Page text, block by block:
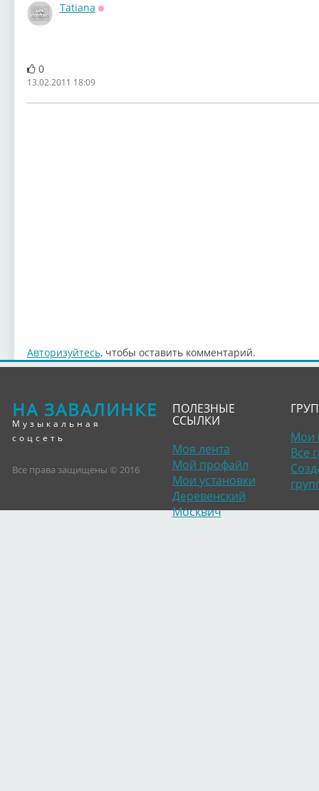
Tatiana
0
13.02.2011 18:09
Авторизуйтесь, чтобы оставить комментарий.
НА ЗАВАЛИНКЕ
Музыкальная
соцсеть
Все права защищены © 2016
ПОЛЕЗНЫЕ
ССЫЛКИ
Моя лента
Мой профайл
Мои установки
Деревенский
Москвич
Мои
Все